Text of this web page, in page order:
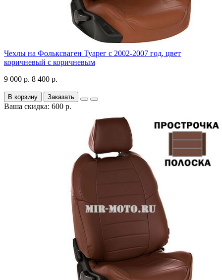
Чехлы на Фольксваген Туарег с 2002-2007 год, цвет
коричневый с коричневым
9 000 р. 8 400 р.
В корзину Заказать
Ваша скидка: 600 р.